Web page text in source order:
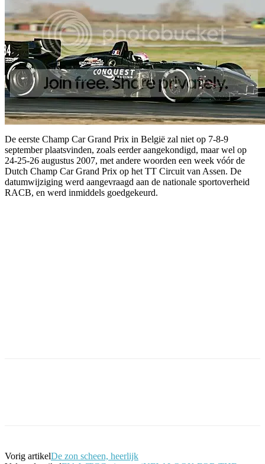
De eerste Champ Car Grand Prix in België zal niet op 7-8-9
september plaatsvinden, zoals eerder aangekondigd, maar wel op
24-25-26 augustus 2007, met andere woorden een week vóór de
Dutch Champ Car Grand Prix op het TT Circuit van Assen. De
datumwijziging werd aangevraagd aan de nationale sportoverheid
RACB, en werd inmiddels goedgekeurd.
Vorig artikelDe zon scheen, heerlijk